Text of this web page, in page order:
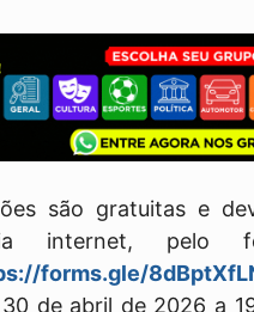
são gratuitas e
internet, pelo
forms.gle/
de abril de 2026 a